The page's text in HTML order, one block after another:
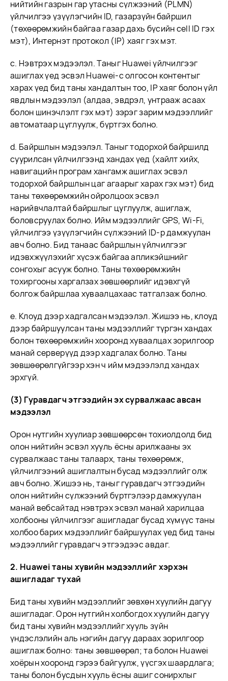
нийтийн газрын гар утасны сүлжээний (PLMN)
үйлчилгээ үзүүлэгчийн ID, газарзүйн байршил
(төхөөрөмжийн байгаа газар дахь бүсийн cell ID гэх
мэт), Интернэт протокол (IP) хаяг гэх мэт.
c. Нэвтрэх мэдээлэл. Таныг Huawei үйлчилгээг
ашиглах үед эсвэл Huawei-с олгосон контентыг
харах үед бид таны хандалтын тоо, IP хаяг болон үйл
явдлын мэдээлэл (алдаа, эвдрэл, унтрааж асаах
болон шинэчлэлт гэх мэт) зэрэг зарим мэдээллийг
автоматаар цуглуулж, бүртгэх болно.
d. Байршлын мэдээлэл. Таныг тодорхой байршилд
суурилсан үйлчилгээнд хандах үед (хайлт хийх,
навигацийн програм хангамж ашиглах эсвэл
тодорхой байршлын цаг агаарыг харах гэх мэт) бид
таны төхөөрөмжийн ойролцоох эсвэл
нарийвчлалтай байршлыг цуглуулж, ашиглаж,
боловсруулах болно. Ийм мэдээллийг GPS, Wi-Fi,
үйлчилгээ үзүүлэгчийн сүлжээний ID-р дамжуулан
авч болно. Бид танаас байршлын үйлчилгээг
идэвхжүүлэхийг хүсэж байгаа апликэйшнийг
сонгохыг асууж болно. Таны төхөөрөмжийн
тохиргооны харгалзах зөвшөөрлийг идэвхгүй
болгож байршлаа хуваалцахаас татгалзаж болно.
e. Клоуд дээр хадгалсан мэдээлэл. Жишээ нь, клоуд
дээр байршуулсан таны мэдээллийг түргэн хандах
болон төхөөрөмжийн хооронд хуваалцах зорилгоор
манай серверүүд дээр хадгалах болно. Таны
зөвшөөрөлгүйгээр хэн ч ийм мэдээлэлд хандах
эрхгүй.
(3) Гуравдагч этгээдийн эх сурвалжаас авсан
мэдээлэл
Орон нутгийн хуулиар зөвшөөрсөн тохиолдолд бид
олон нийтийн эсвэл хууль ёсны арилжааны эх
сурвалжаас таны талаарх, таны төхөөрөмж,
үйлчилгээний ашиглалтын бусад мэдээллийг олж
авч болно. Жишээ нь, таныг гуравдагч этгээдийн
олон нийтийн сүлжээний бүртгэлээр дамжуулан
манай вебсайтад нэвтрэх эсвэл манай харилцаа
холбооны үйлчилгээг ашигладаг бусад хүмүүс таны
холбоо барих мэдээллийг байршуулах үед бид таны
мэдээллийг гуравдагч этгээдээс авдаг.
2. Huawei таны хувийн мэдээллийг хэрхэн
ашигладаг тухай
Бид таны хувийн мэдээллийг зөвхөн хуулийн дагуу
ашигладаг. Орон нутгийн холбогдох хуулийн дагуу
бид таны хувийн мэдээллийг хууль зүйн
үндэслэлийн аль нэгийн дагуу дараах зорилгоор
ашиглаж болно: таны зөвшөөрөл; та болон Huawei
хоёрын хооронд гэрээ байгуулж, үүсгэх шаардлага;
таны болон бусдын хууль ёсны ашиг сонирхлыг